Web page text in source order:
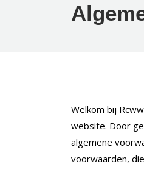
Welkom bij
website. Door
algemene
voorwaarden,